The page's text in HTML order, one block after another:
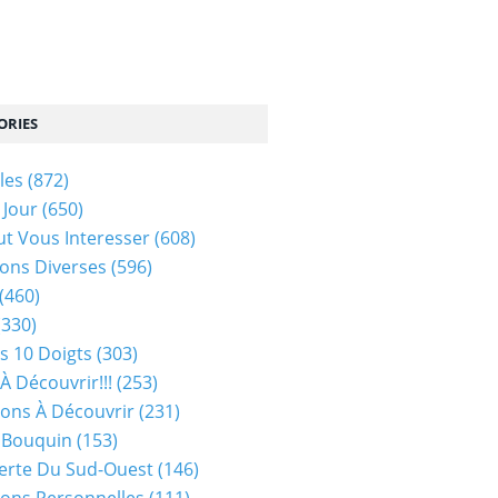
(872)
(650)
Vous Interesser(608)
Diverses (596)
10 Doigts (303)
Découvrir!!! (253)
À Découvrir(231)
(153)
Du Sud-Ouest(146)